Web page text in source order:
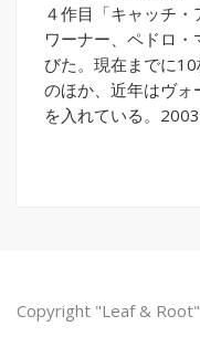
４作目「キャッチ・
ワーナー、ペドロ
びた。現在までに
のほか、近年はヴォ
を入れている。
Copyright "Leaf &